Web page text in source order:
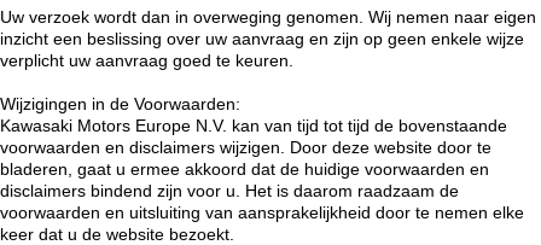
Uw verzoek wordt dan in overweging genomen. Wij nemen naar eigen
inzicht een beslissing over uw aanvraag en zijn op geen enkele wijze
verplicht uw aanvraag goed te keuren.
Wijzigingen in de Voorwaarden:
Kawasaki Motors Europe N.V. kan van tijd tot tijd de bovenstaande
voorwaarden en disclaimers wijzigen. Door deze website door te
bladeren, gaat u ermee akkoord dat de huidige voorwaarden en
disclaimers bindend zijn voor u. Het is daarom raadzaam de
voorwaarden en uitsluiting van aansprakelijkheid door te nemen elke
keer dat u de website bezoekt.